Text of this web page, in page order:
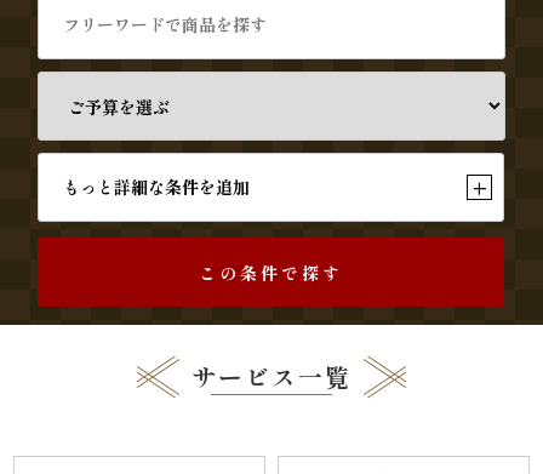
す
み
し
《う
ぎ
もっと詳細な条件を追加 +
この条件で探す
サービス一覧